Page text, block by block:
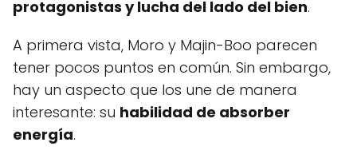
protagonistas y lucha del lado del bien.
A primera vista, Moro y Majin-Boo parecen
tener pocos puntos en común. Sin embargo,
hay un aspecto que los une de manera
interesante: su habilidad de absorber
energía.